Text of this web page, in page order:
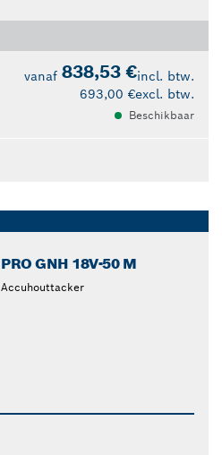
vanaf 838,53 €incl. btw.
693,00 €excl. btw.
Beschikbaar
PRO GNH 18V-50 M
Accuhouttacker